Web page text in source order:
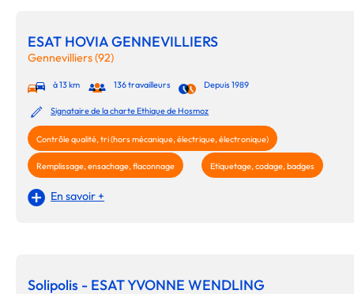
ESAT HOVIA GENNEVILLIERS
Gennevilliers (92)
à 13 km 136 travailleurs Depuis 1989
Signataire de la charte Ethique de Hosmoz
Contrôle qualité, tri (hors mécanique, électrique, électronique)
Remplissage, ensachage, flaconnage Etiquetage, codage, badges
En savoir +
Solipolis - ESAT YVONNE WENDLING